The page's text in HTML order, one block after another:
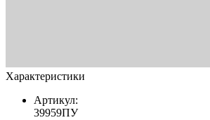
Характеристики
Артикул:
39959ПУ